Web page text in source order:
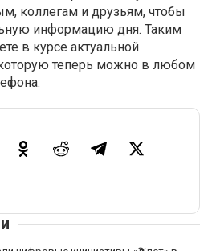
коллегам и друзьям, чтобы
информацию дня. Таким
в курсе актуальной
теперь можно в любом